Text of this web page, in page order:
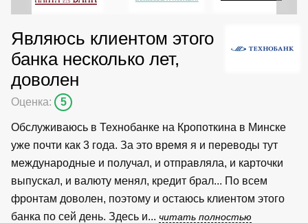
Являюсь клиентом этого
банка несколько лет,
доволен
Оценка: 5
Обслуживаюсь в Технобанке на Кропоткина в Минске
уже почти как 3 года. За это время я и переводы тут
международные и получал, и отправляла, и карточки
выпускал, и валюту менял, кредит брал... По всем
фронтам доволен, поэтому и остаюсь клиентом этого
банка по сей день. Здесь и... читать полностью